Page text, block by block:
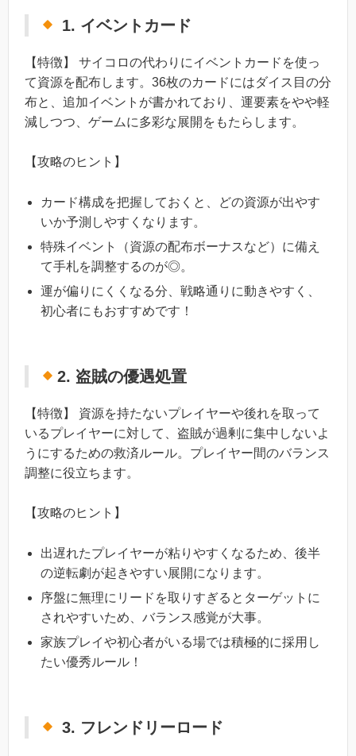
1. イベントカード
【特徴】 サイコロの代わりにイベントカードを使っ
て資源を配布します。36枚のカードにはダイス目の分
布と、追加イベントが書かれており、運要素をやや軽
減しつつ、ゲームに多彩な展開をもたらします。
【攻略のヒント】
カード構成を把握しておくと、どの資源が出やす
いか予測しやすくなります。
特殊イベント（資源の配布ボーナスなど）に備え
て手札を調整するのが◎。
運が偏りにくくなる分、戦略通りに動きやすく、
初心者にもおすすめです！
2. 盗賊の優遇処置
【特徴】 資源を持たないプレイヤーや後れを取って
いるプレイヤーに対して、盗賊が過剰に集中しないよ
うにするための救済ルール。プレイヤー間のバランス
調整に役立ちます。
【攻略のヒント】
出遅れたプレイヤーが粘りやすくなるため、後半
の逆転劇が起きやすい展開になります。
序盤に無理にリードを取りすぎるとターゲットに
されやすいため、バランス感覚が大事。
家族プレイや初心者がいる場では積極的に採用し
たい優秀ルール！
3. フレンドリーロード